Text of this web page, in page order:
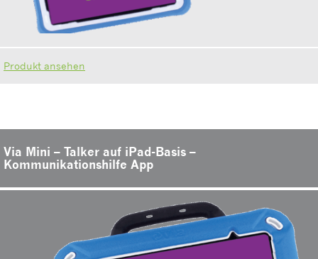
Produkt ansehen
Via Mini – Talker auf iPad-Basis –
Kommunikationshilfe App